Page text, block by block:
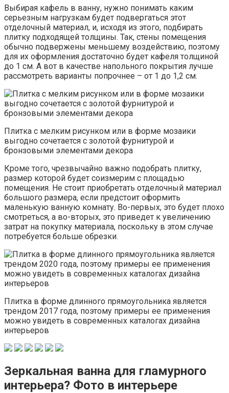
Выбирая кафель в ванну, нужно понимать каким
серьезным нагрузкам будет подвергаться этот
отделочный материал, и, исходя из этого, подбирать
плитку подходящей толщины. Так, стены помещения
обычно подвержены меньшему воздействию, поэтому
для их оформления достаточно будет кафеля толщиной
до 1 см. А вот в качестве напольного покрытия лучше
рассмотреть варианты попрочнее – от 1 до 1,2 см.
Плитка с мелким рисунком или в форме мозаики
выгодно сочетается с золотой фурнитурой и
бронзовыми элементами декора
Кроме того, чрезвычайно важно подобрать плитку,
размер которой будет соизмерим с площадью
помещения. Не стоит приобретать отделочный материал
большого размера, если предстоит оформить
маленькую ванную комнату. Во-первых, это будет плохо
смотреться, а во-вторых, это приведет к увеличению
затрат на покупку материала, поскольку в этом случае
потребуется больше обрезки.
Плитка в форме длинного прямоугольника является
трендом 2017 года, поэтому примеры ее применения
можно увидеть в современных каталогах дизайна
интерьеров
Зеркальная ванна для гламурного
интерьера? Фото в интерьере